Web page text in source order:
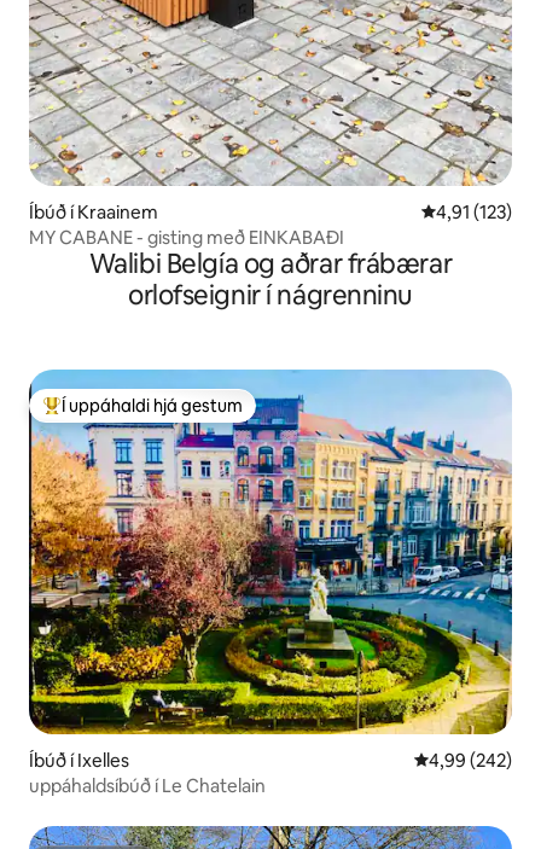
Íbúð í Kraainem 4,91 af 5 í
4,91 (123)
MY CABANE - gisting með EINKABAÐI
Walibi Belgía og aðrar frábærar
orlofseignir í nágrenninu
Í mestu uppáhaldi hjá gestum
Í uppáhaldi hjá gestum
Íbúð í Ixelles 4,99 af 5 í
4,99 (242)
uppáhaldsíbúð í Le Chatelain